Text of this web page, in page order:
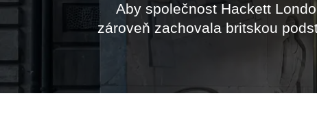
Aby společnost Hackett
zároveň zachovala britskou